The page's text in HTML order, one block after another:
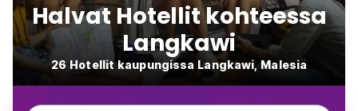
Halvat Hotellit kohteessa
Langkawi
26 Hotellit kaupungissa Langkawi, Malesia